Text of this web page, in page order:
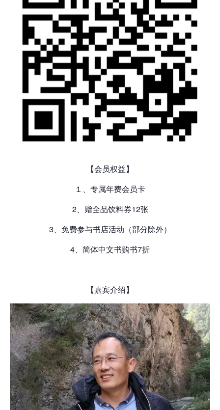
【会员权益】
１、专属年费会员卡
2、赠全品饮料券12张
3、免费参与书店活动（部分除外）
4、简体中文书购书7折
【嘉宾介绍】